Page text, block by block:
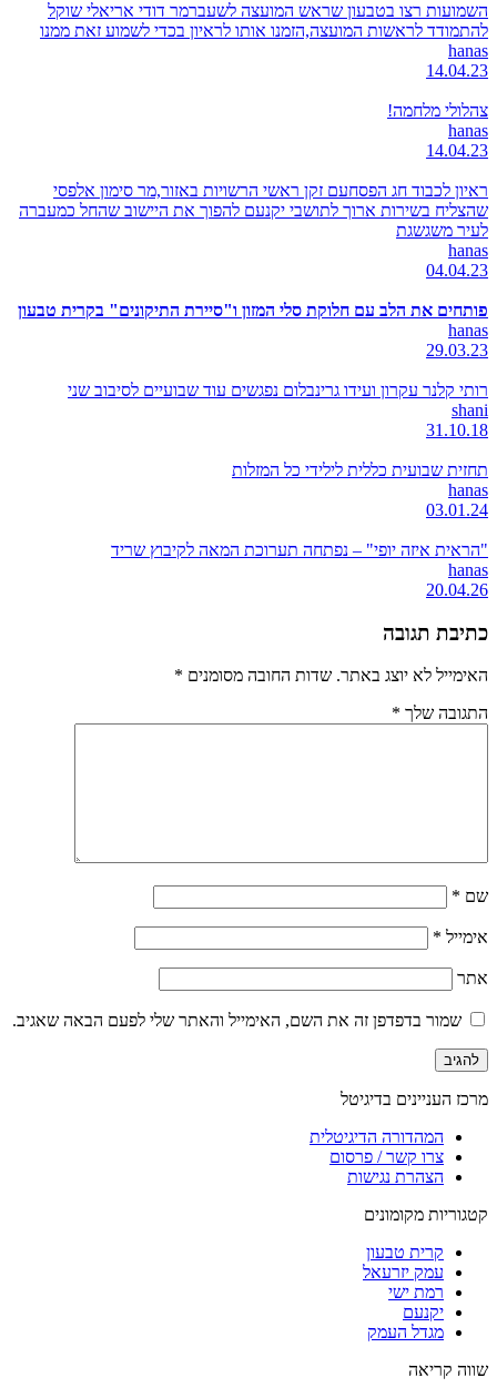
השמועות רצו בטבעון שראש המועצה לשעברמר דודי אריאלי שוקל
להתמודד לראשות המועצה,הזמנו אותו לראיון בכדי לשמוע זאת ממנו
hanas
14.04.23
צהלולי מלחמה!
hanas
14.04.23
ראיון לכבוד חג הפסחעם זקן ראשי הרשויות באזור,מר סימון אלפסי
שהצליח בשירות ארוך לתושבי יקנעם להפוך את היישוב שהחל כמעברה
לעיר משגשגת
hanas
04.04.23
פותחים את הלב עם חלוקת סלי המזון ו"סיירת התיקונים" בקרית טבעון
hanas
29.03.23
רותי קלנר עקרון ועידו גרינבלום נפגשים עוד שבועיים לסיבוב שני
shani
31.10.18
תחזית שבועית כללית לילידי כל המזלות
hanas
03.01.24
"הראית איזה יופי" – נפתחה תערוכת המאה לקיבוץ שריד
hanas
20.04.26
כתיבת תגובה
האימייל לא יוצג באתר. שדות החובה מסומנים *
התגובה שלך *
שם *
אימייל *
אתר
שמור בדפדפן זה את השם, האימייל והאתר שלי לפעם הבאה שאגיב.
מרכז העניינים בדיגיטל
המהדורה הדיגיטלית
צרו קשר / פרסום
הצהרת נגישות
קטגוריות מקומונים
קרית טבעון
עמק יזרעאל
רמת ישי
יקנעם
מגדל העמק
שווה קריאה